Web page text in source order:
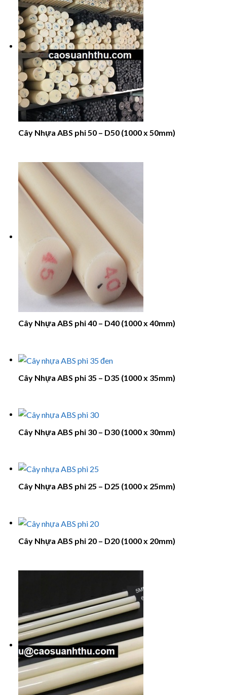
Cây Nhựa ABS phi 50 – D50 (1000 x 50mm)
Cây Nhựa ABS phi 40 – D40 (1000 x 40mm)
Cây Nhựa ABS phi 35 – D35 (1000 x 35mm)
Cây Nhựa ABS phi 30 – D30 (1000 x 30mm)
Cây Nhựa ABS phi 25 – D25 (1000 x 25mm)
Cây Nhựa ABS phi 20 – D20 (1000 x 20mm)